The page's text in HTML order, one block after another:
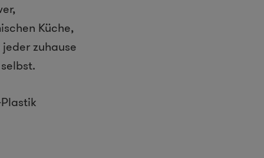
Küche,
zuhause